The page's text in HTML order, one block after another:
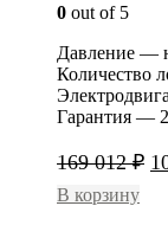
0 out of 5
Давление —
Количество
Гарантия —
169 012₽
В корзину